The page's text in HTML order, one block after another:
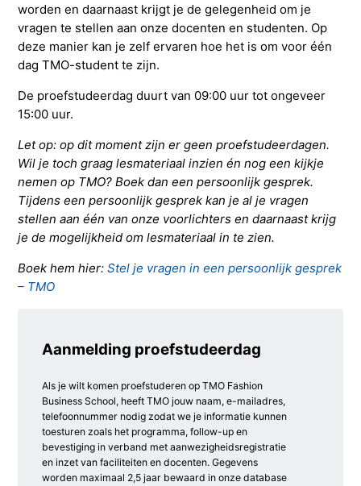
worden en daarnaast krijgt je de gelegenheid om je
vragen te stellen aan onze docenten en studenten. Op
deze manier kan je zelf ervaren hoe het is om voor één
dag TMO-student te zijn.
De proefstudeerdag duurt van 09:00 uur tot ongeveer
15:00 uur.
Let op: op dit moment zijn er geen proefstudeerdagen.
Wil je toch graag lesmateriaal inzien én nog een kijkje
nemen op TMO? Boek dan een persoonlijk gesprek.
Tijdens een persoonlijk gesprek kan je al je vragen
stellen aan één van onze voorlichters en daarnaast krijg
je de mogelijkheid om lesmateriaal in te zien.
Boek hem hier:Stel je vragen in een persoonlijk gesprek
– TMO
Aanmelding proefstudeerdag
Als je wilt komen proefstuderen op TMO Fashion
Business School, heeft TMO jouw naam, e-mailadres,
telefoonnummer nodig zodat we je informatie kunnen
toesturen zoals het programma, follow-up en
bevestiging in verband met aanwezigheidsregistratie
en inzet van faciliteiten en docenten. Gegevens
worden maximaal 2,5 jaar bewaard in onze database